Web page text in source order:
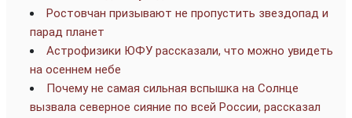
Ростовчан призывают не пропустить звездопад и
парад планет
Астрофизики ЮФУ рассказали, что можно увидеть
на осеннем небе
Почему не самая сильная вспышка на Солнце
вызвала северное сияние по всей России, рассказал